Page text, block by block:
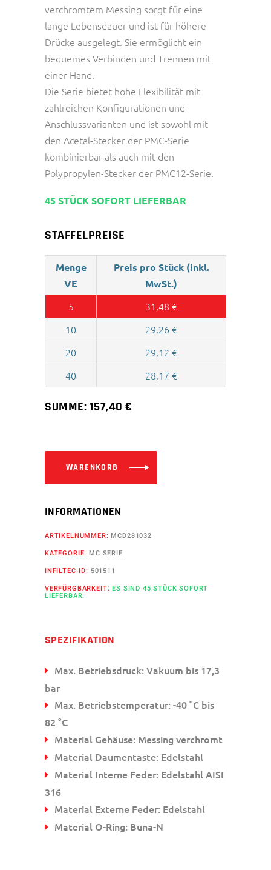
verchromtem Messing sorgt für eine
lange Lebensdauer und ist für höhere
Drücke ausgelegt. Sie ermöglicht ein
bequemes Verbinden und Trennen mit
einer Hand.
Die Serie bietet hohe Flexibilität mit
zahlreichen Konfigurationen und
Anschlussvarianten und ist sowohl mit
den Acetal-Stecker der PMC-Serie
kombinierbar als auch mit den
Polypropylen-Stecker der PMC12-Serie.
45 STÜCK SOFORT LIEFERBAR
STAFFELPREISE
Menge
VE
Preis pro Stück (inkl.
MwSt.)
5 31,48 €
10
29,26 €
20
29,12 €
40
28,17 €
SUMME:157,40 €
WARENKORB
INFORMATIONEN
ARTIKELNUMMER:MCD281032
KATEGORIE:MC SERIE
INFILTEC-ID: 501511
VERFÜRGBARKEIT:ES SIND 45 STÜCK SOFORT
LIEFERBAR.
SPEZIFIKATION
Max. Betriebsdruck: Vakuum bis 17,3
bar
Max. Betriebstemperatur: -40 °C bis
82 °C
Material Gehäuse: Messing verchromt
Material Daumentaste: Edelstahl
Material Interne Feder: Edelstahl AISI
316
Material Externe Feder: Edelstahl
Material O-Ring: Buna-N